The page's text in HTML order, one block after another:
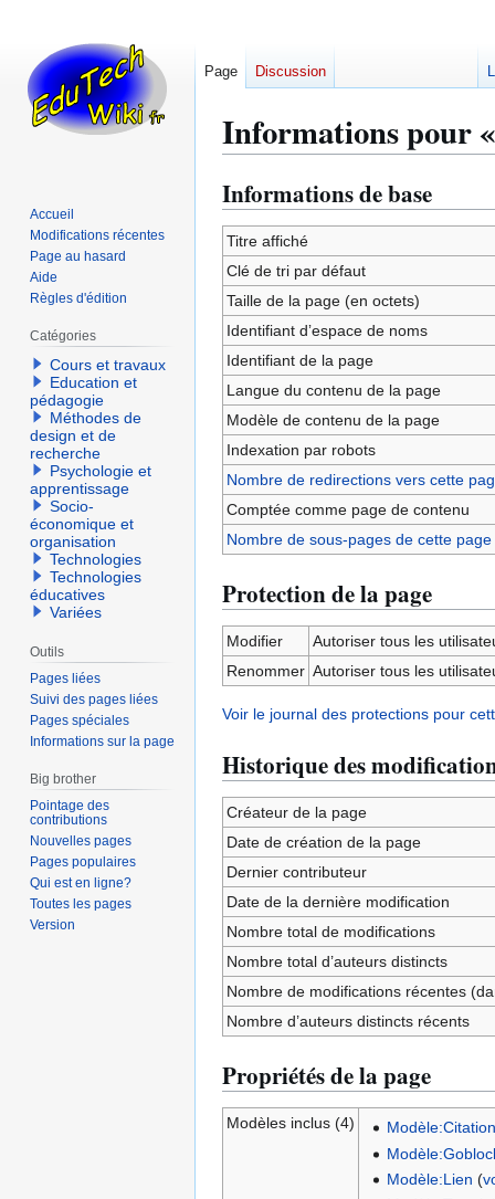
Informations pour
Aller
à
la
navigation
Aller
à
la
recherche
Informations de base
Titre affiché
Clé de tri par défaut
Taille de la page (en octets)
Identifiant dʼespace de noms
Identifiant de la page
Langue du contenu de la page
Modèle de contenu de la page
Indexation par robots
Nombre de redirections vers cette
Comptée comme page de contenu
Nombre de sous-pages de cette page
Protection de la page
Modifier
Autoriser tous les
Renommer Autoriser tous les
Voir le journal des protections pour
Historique des
Créateur de la page
Date de création de la page
Dernier contributeur
Date de la dernière modification
Nombre total de modifications
Nombre total d’auteurs distincts
Nombre de modifications récentes
Nombre d’auteurs distincts récents
Propriétés de la page
Modèles inclus (4)
Modèle:Lien (
Page Discussion
Accueil
Modifications récentes
Page au hasard
Aide
Règles d'édition
Catégories
Cours et travaux
Education et
pédagogie
Méthodes de
design et de
recherche
Psychologie et
apprentissage
Socio-
économique et
organisation
Technologies
Technologies
éducatives
Variées
Outils
Pages liées
Suivi des pages liées
Pages spéciales
Informations sur la page
Big brother
Pointage des
contributions
Nouvelles pages
Pages populaires
Qui est en ligne?
Toutes les pages
Version